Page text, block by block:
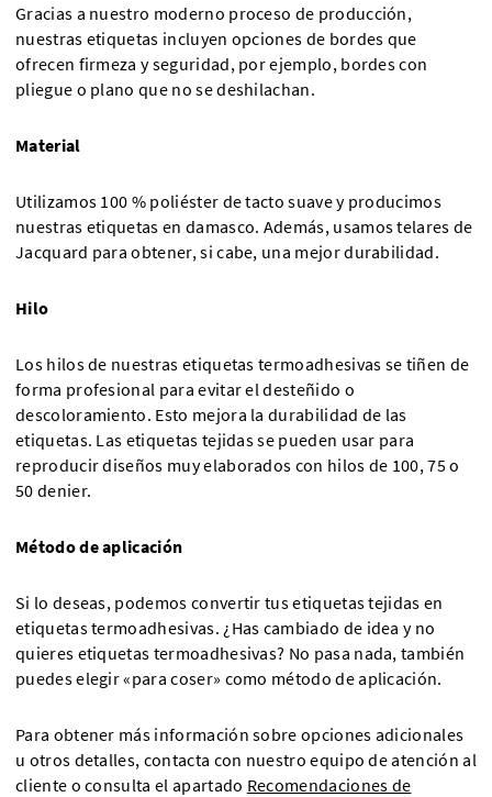
Gracias a nuestro moderno proceso de producción,
nuestras etiquetas incluyen opciones de bordes que
ofrecen firmeza y seguridad, por ejemplo, bordes con
pliegue o plano que no se deshilachan.
Material
Utilizamos 100 % poliéster de tacto suave y producimos
nuestras etiquetas en damasco. Además, usamos telares de
Jacquard para obtener, si cabe, una mejor durabilidad.
Hilo
Los hilos de nuestras etiquetas termoadhesivas se tiñen de
forma profesional para evitar el desteñido o
descoloramiento. Esto mejora la durabilidad de las
etiquetas. Las etiquetas tejidas se pueden usar para
reproducir diseños muy elaborados con hilos de 100, 75 o
50 denier.
Método de aplicación
Si lo deseas, podemos convertir tus etiquetas tejidas en
etiquetas termoadhesivas. ¿Has cambiado de idea y no
quieres etiquetas termoadhesivas? No pasa nada, también
puedes elegir «para coser» como método de aplicación.
Para obtener más información sobre opciones adicionales
u otros detalles, contacta con nuestro equipo de atención al
cliente o consulta el apartado Recomendaciones de